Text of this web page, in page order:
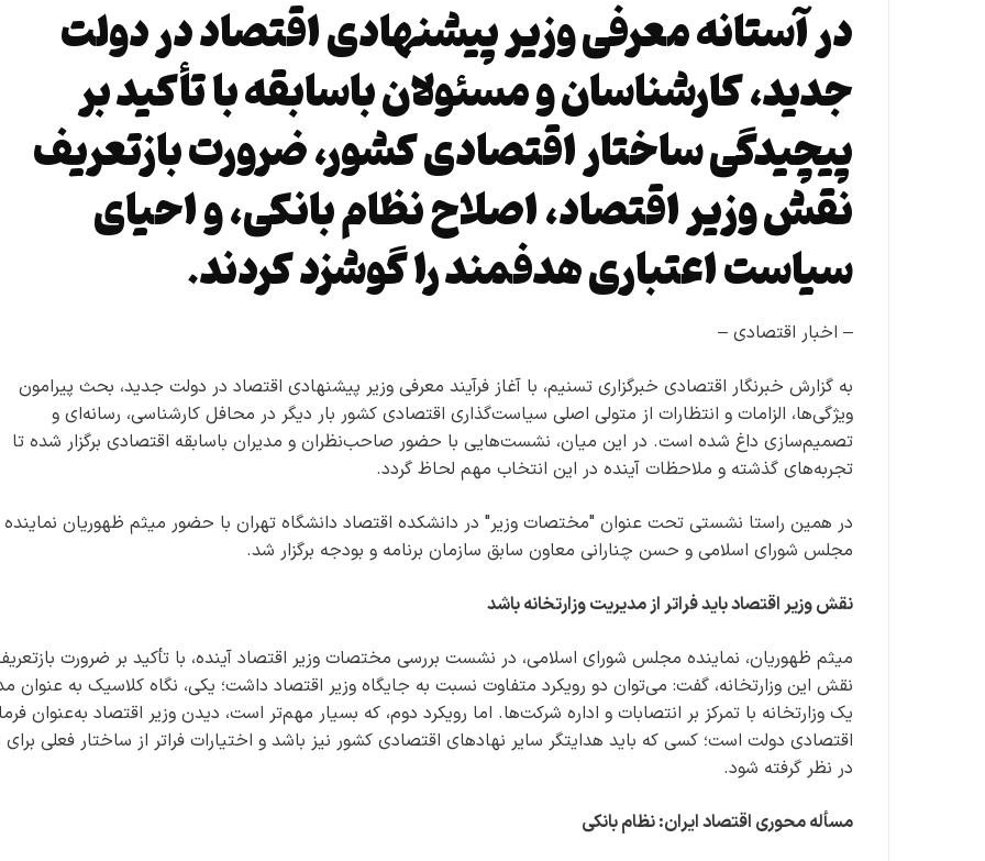
در آستانه معرفی وزیر پیشنهادی اقتصاد در دولت
جدید، کارشناسان و مسئولان باسابقه با تأکید بر
پیچیدگی ساختار اقتصادی کشور، ضرورت بازتعریف
نقش وزیر اقتصاد، اصلاح نظام بانکی، و احیای
سیاست اعتباری هدفمند را گوشزد کردند.
– اخبار اقتصادی –
به گزارش خبرنگار اقتصادی خبرگزاری تسنیم، با آغاز فرآیند معرفی وزیر پیشنهادی اقتصاد در دولت جدید، بحث پیرامون
ویژگی‌ها، الزامات و انتظارات از متولی اصلی سیاست‌گذاری اقتصادی کشور بار دیگر در محافل کارشناسی، رسانه‌ای و
تصمیم‌سازی داغ شده است. در این میان، نشست‌هایی با حضور صاحب‌نظران و مدیران باسابقه اقتصادی برگزار شده تا
تجربه‌های گذشته و ملاحظات آینده در این انتخاب مهم لحاظ گردد.
در همین راستا نشستی تحت عنوان "مختصات وزیر" در دانشکده اقتصاد دانشگاه تهران با حضور میثم ظهوریان نماینده
مجلس شورای اسلامی و حسن چنارانی معاون سابق سازمان برنامه و بودجه برگزار شد.
نقش وزیر اقتصاد باید فراتر از مدیریت وزارتخانه باشد
میثم ظهوریان، نماینده مجلس شورای اسلامی، در نشست بررسی مختصات وزیر اقتصاد آینده، با تأکید بر ضرورت
نقش این وزارتخانه، گفت: می‌توان دو رویکرد متفاوت نسبت به جایگاه وزیر اقتصاد داشت؛ یکی، نگاه کلاسیک به عنوان
یک وزارتخانه با تمرکز بر انتصابات و اداره شرکت‌ها. اما رویکرد دوم، که بسیار مهم‌تر است، دیدن وزیر اقتصاد به‌عنوان
اقتصادی دولت است؛ کسی که باید هدایتگر سایر نهادهای اقتصادی کشور نیز باشد و اختیارات فراتر از ساختار فعلی برای
در نظر گرفته شود.
مسأله محوری اقتصاد ایران: نظام بانکی